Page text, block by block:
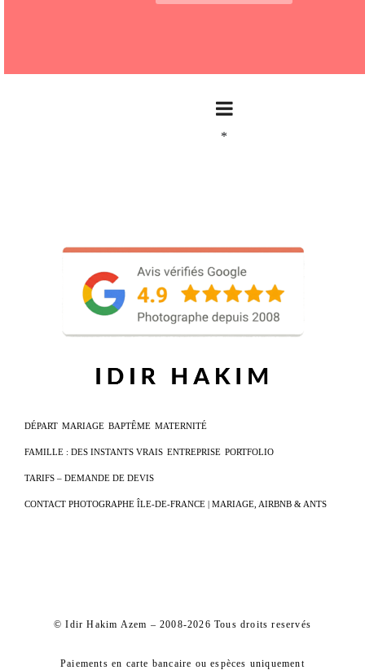
*
DÉPART MARIAGE BAPTÊME MATERNITÉ
FAMILLE : DES INSTANTS VRAIS ENTREPRISE PORTFOLIO
TARIFS – DEMANDE DE DEVIS
CONTACT PHOTOGRAPHE ÎLE-DE-FRANCE | MARIAGE, AIRBNB & ANTS
© Idir Hakim Azem – 2008-2026 Tous droits reservés
Paiements en carte bancaire ou espèces uniquement